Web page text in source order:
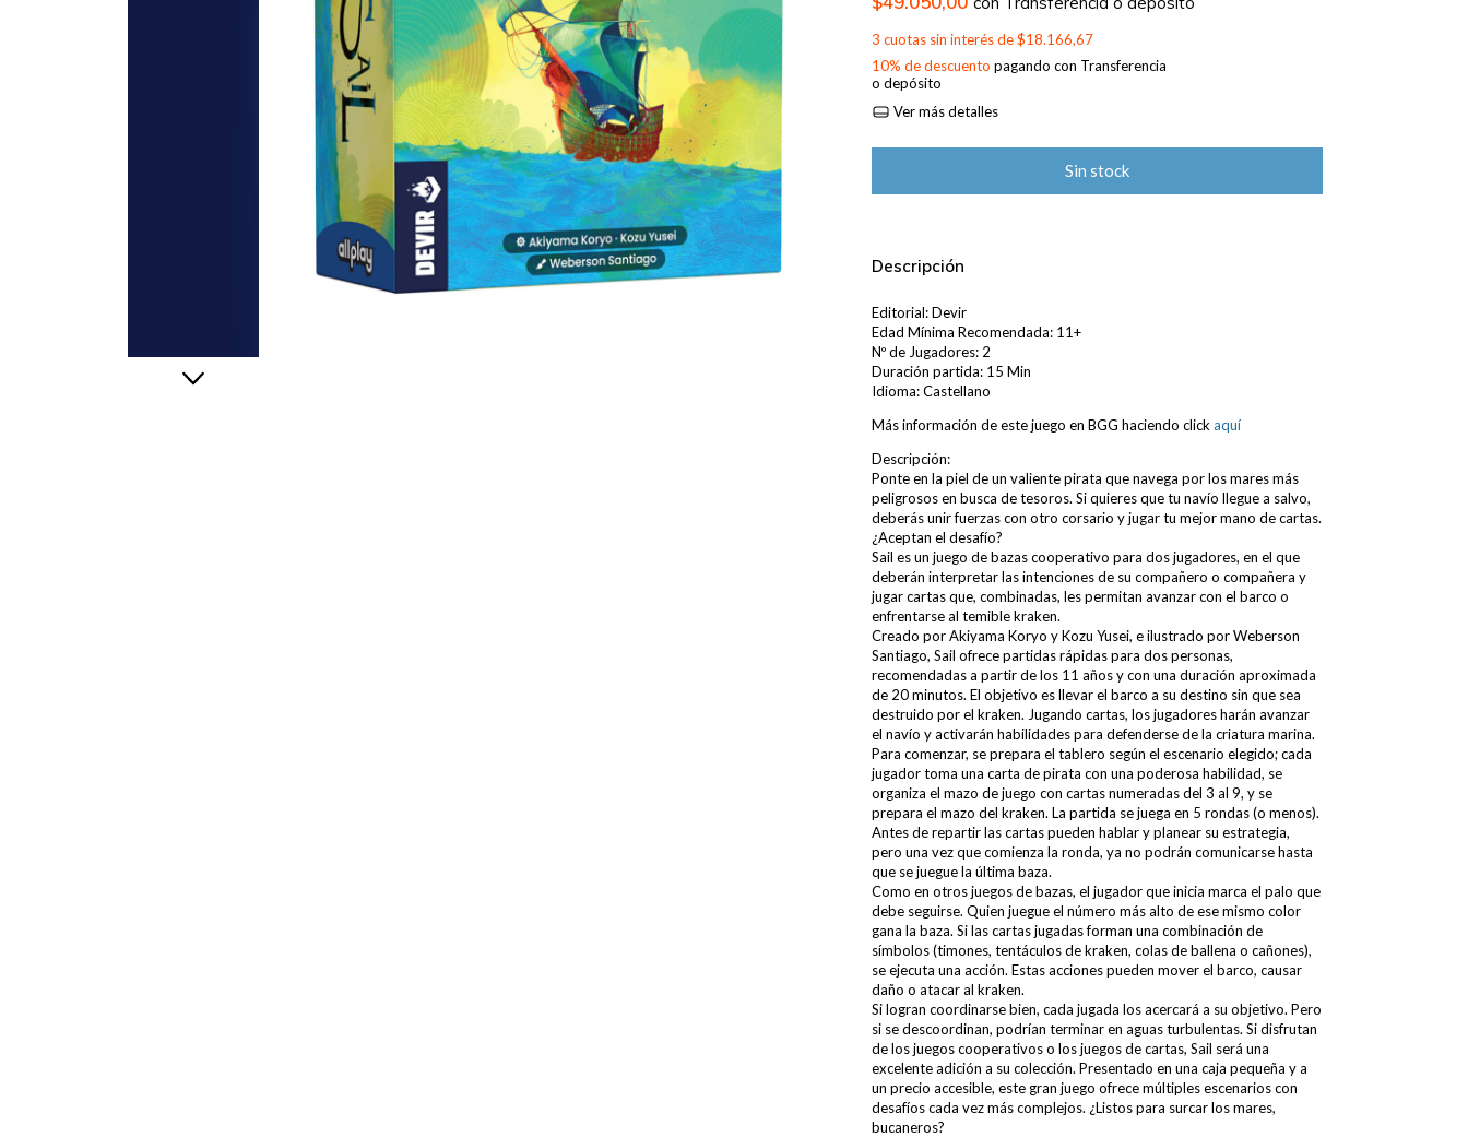
3 cuotas sin interés de$18.166,67
10% de descuento pagando con Transferencia
o depósito
Ver más detalles
Descripción
Editorial: Devir
Edad Mínima Recomendada: 11+
Nº de Jugadores: 2
Duración partida: 15 Min
Idioma: Castellano
Más información de este juego en BGG haciendo click aquí
Descripción:
Ponte en la piel de un valiente pirata que navega por los mares más
peligrosos en busca de tesoros. Si quieres que tu navío llegue a salvo,
deberás unir fuerzas con otro corsario y jugar tu mejor mano de cartas.
¿Aceptan el desafío?
Sail es un juego de bazas cooperativo para dos jugadores, en el que
deberán interpretar las intenciones de su compañero o compañera y
jugar cartas que, combinadas, les permitan avanzar con el barco o
enfrentarse al temible kraken.
Creado por Akiyama Koryo y Kozu Yusei, e ilustrado por Weberson
Santiago, Sail ofrece partidas rápidas para dos personas,
recomendadas a partir de los 11 años y con una duración aproximada
de 20 minutos. El objetivo es llevar el barco a su destino sin que sea
destruido por el kraken. Jugando cartas, los jugadores harán avanzar
el navío y activarán habilidades para defenderse de la criatura marina.
Para comenzar, se prepara el tablero según el escenario elegido; cada
jugador toma una carta de pirata con una poderosa habilidad, se
organiza el mazo de juego con cartas numeradas del 3 al 9, y se
prepara el mazo del kraken. La partida se juega en 5 rondas (o menos).
Antes de repartir las cartas pueden hablar y planear su estrategia,
pero una vez que comienza la ronda, ya no podrán comunicarse hasta
que se juegue la última baza.
Como en otros juegos de bazas, el jugador que inicia marca el palo que
debe seguirse. Quien juegue el número más alto de ese mismo color
gana la baza. Si las cartas jugadas forman una combinación de
símbolos (timones, tentáculos de kraken, colas de ballena o cañones),
se ejecuta una acción. Estas acciones pueden mover el barco, causar
daño o atacar al kraken.
Si logran coordinarse bien, cada jugada los acercará a su objetivo. Pero
si se descoordinan, podrían terminar en aguas turbulentas. Si disfrutan
de los juegos cooperativos o los juegos de cartas, Sail será una
excelente adición a su colección. Presentado en una caja pequeña y a
un precio accesible, este gran juego ofrece múltiples escenarios con
desafíos cada vez más complejos. ¿Listos para surcar los mares,
bucaneros?